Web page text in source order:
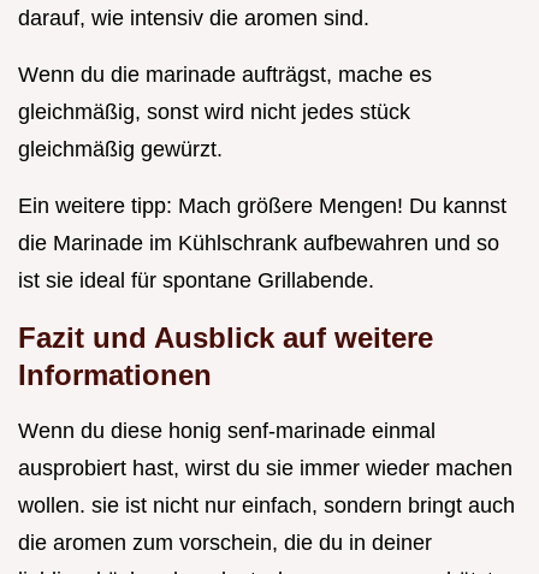
darauf, wie intensiv die aromen sind.
Wenn du die marinade aufträgst, mache es
gleichmäßig, sonst wird nicht jedes stück
gleichmäßig gewürzt.
Ein weitere tipp: Mach größere Mengen! Du kannst
die Marinade im Kühlschrank aufbewahren und so
ist sie ideal für spontane Grillabende.
Fazit und Ausblick auf weitere
Informationen
Wenn du diese honig senf-marinade einmal
ausprobiert hast, wirst du sie immer wieder machen
wollen. sie ist nicht nur einfach, sondern bringt auch
die aromen zum vorschein, die du in deiner